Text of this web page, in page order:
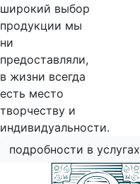
широкий выбор
продукции мы
ни
предоставляли,
в жизни всегда
есть место
творчеству и
индивидуальности.
подробности в услугах